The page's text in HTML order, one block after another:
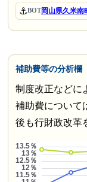
⚓BOT岡山県久米南
補助費等の分析欄
制度改正などに
補助費について
後も行財政改革